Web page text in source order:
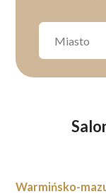
Warmińsko-